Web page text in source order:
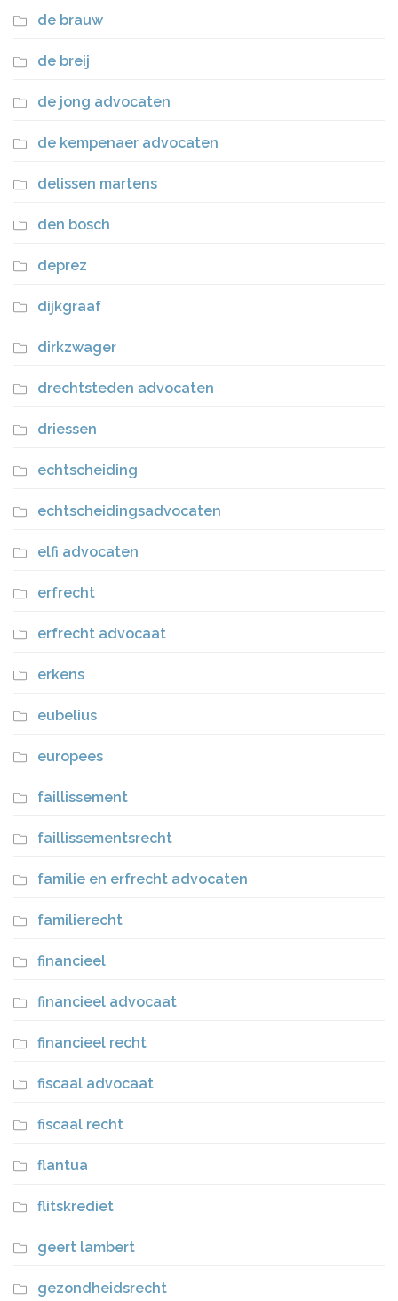
de brauw
de breij
de jong advocaten
de kempenaer advocaten
delissen martens
den bosch
deprez
dijkgraaf
dirkzwager
drechtsteden advocaten
driessen
echtscheiding
echtscheidingsadvocaten
elfi advocaten
erfrecht
erfrecht advocaat
erkens
eubelius
europees
faillissement
faillissementsrecht
familie en erfrecht advocaten
familierecht
financieel
financieel advocaat
financieel recht
fiscaal advocaat
fiscaal recht
flantua
flitskrediet
geert lambert
gezondheidsrecht